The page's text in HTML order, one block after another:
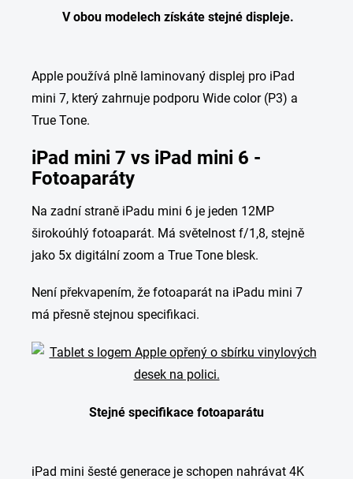
V obou modelech získáte stejné displeje.
Apple používá plně laminovaný displej pro iPad
mini 7, který zahrnuje podporu Wide color (P3) a
True Tone.
iPad mini 7 vs iPad mini 6 -
Fotoaparáty
Na zadní straně iPadu mini 6 je jeden 12MP
širokoúhlý fotoaparát. Má světelnost f/1,8, stejně
jako 5x digitální zoom a True Tone blesk.
Není překvapením, že fotoaparát na iPadu mini 7
má přesně stejnou specifikaci.
Stejné specifikace fotoaparátu
iPad mini šesté generace je schopen nahrávat 4K